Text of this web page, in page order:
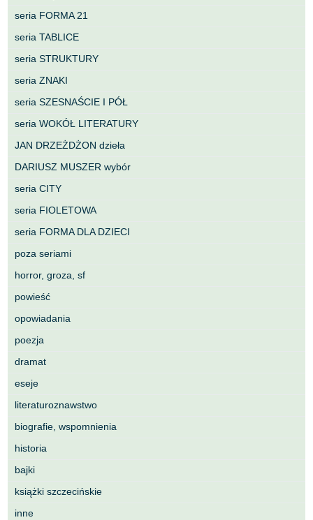
seria FORMA 21
seria TABLICE
seria STRUKTURY
seria ZNAKI
seria SZESNAŚCIE I PÓŁ
seria WOKÓŁ LITERATURY
JAN DRZEŻDŻON dzieła
DARIUSZ MUSZER wybór
seria CITY
seria FIOLETOWA
seria FORMA DLA DZIECI
poza seriami
horror, groza, sf
powieść
opowiadania
poezja
dramat
eseje
literaturoznawstwo
biografie, wspomnienia
historia
bajki
książki szczecińskie
inne